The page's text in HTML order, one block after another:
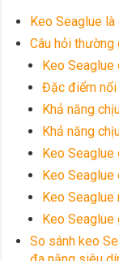
Keo Seaglue là
Câu hỏi thường
Keo Seaglue
Đặc điểm nổi
Khả năng
Khả năng
Keo Seaglue
Keo Seaglue
Keo Seaglue
Keo Seaglue
So sánh keo